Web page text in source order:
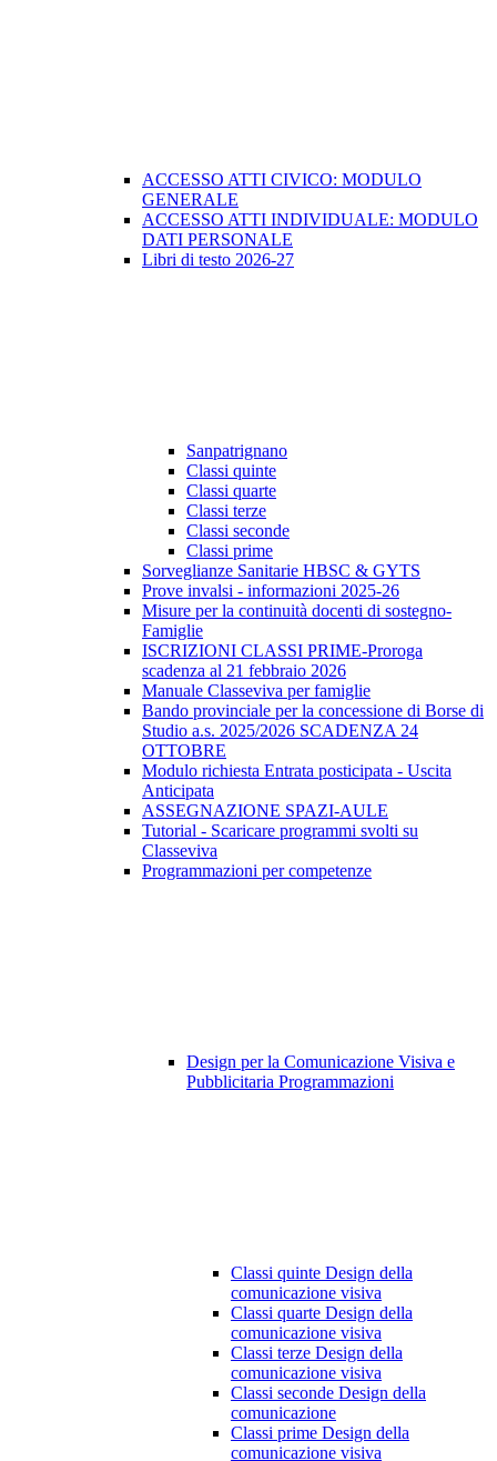
ACCESSO ATTI CIVICO: MODULO
GENERALE
ACCESSO ATTI INDIVIDUALE: MODULO
DATI PERSONALE
Libri di testo 2026-27
Sanpatrignano
Classi quinte
Classi quarte
Classi terze
Classi seconde
Classi prime
Sorveglianze Sanitarie HBSC & GYTS
Prove invalsi - informazioni 2025-26
Misure per la continuità docenti di sostegno-
Famiglie
ISCRIZIONI CLASSI PRIME-Proroga
scadenza al 21 febbraio 2026
Manuale Classeviva per famiglie
Bando provinciale per la concessione di Borse di
Studio a.s. 2025/2026 SCADENZA 24
OTTOBRE
Modulo richiesta Entrata posticipata - Uscita
Anticipata
ASSEGNAZIONE SPAZI-AULE
Tutorial - Scaricare programmi svolti su
Classeviva
Programmazioni per competenze
Design per la Comunicazione Visiva e
Pubblicitaria Programmazioni
Classi quinte Design della
comunicazione visiva
Classi quarte Design della
comunicazione visiva
Classi terze Design della
comunicazione visiva
Classi seconde Design della
comunicazione
Classi prime Design della
comunicazione visiva